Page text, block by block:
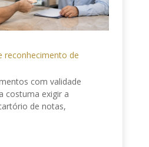
reconhecimento de
com validade
costuma exigir a
de notas,